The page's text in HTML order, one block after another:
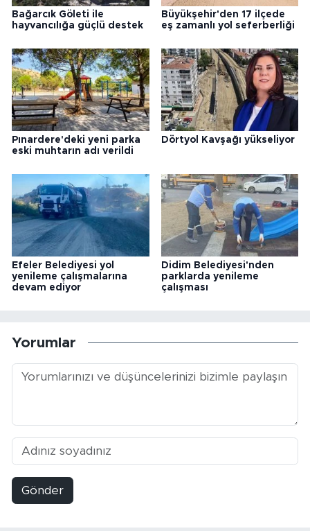
Bağarcık Göleti ile
hayvancılığa güçlü destek
Büyükşehir'den 17 ilçede
eş zamanlı yol seferberliği
Pınardere'deki yeni parka
eski muhtarın adı verildi
Dörtyol Kavşağı yükseliyor
Efeler Belediyesi yol
yenileme çalışmalarına
devam ediyor
Didim Belediyesi'nden
parklarda yenileme
çalışması
Yorumlar
Gönder